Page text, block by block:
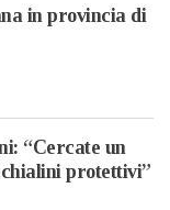
in provincia di
“Cercate un
protettivi”